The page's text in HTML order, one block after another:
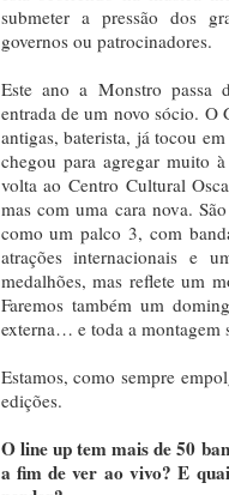
submeter a pressão dos
governos ou patrocinadores.
Este ano a Monstro passa
entrada de um novo sócio. O
antigas, baterista, já tocou
chegou para agregar muito
volta ao Centro Cultural
mas com uma cara nova.
como um palco 3, com
atrações internacionais e
medalhões, mas reflete um
Faremos também um
externa… e toda a montagem
Estamos, como sempre
edições.
O line up tem mais de 50
a fim de ver ao vivo? E